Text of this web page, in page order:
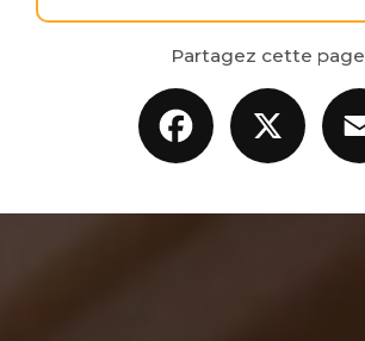
Partagez cette page
Facebook